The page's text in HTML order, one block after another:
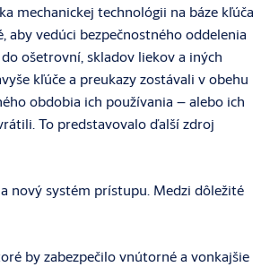
mechanickej technológii na báze kľúča
aby vedúci bezpečnostného oddelenia
ošetrovní, skladov liekov a iných
kľúče a preukazy zostávali v obehu
obdobia ich používania – alebo ich
To predstavovalo ďalší zdroj
nový systém prístupu. Medzi dôležité
by zabezpečilo vnútorné a vonkajšie